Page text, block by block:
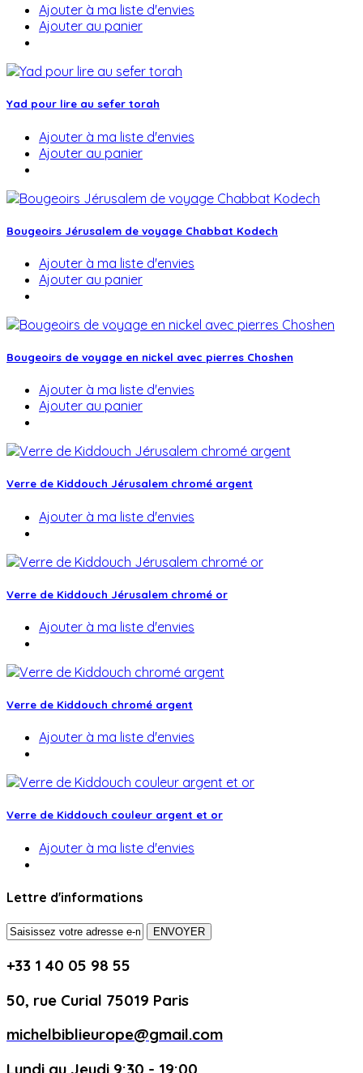
Ajouter à ma liste d'envies
Ajouter au panier
Yad pour lire au sefer torah
Ajouter à ma liste d'envies
Ajouter au panier
Bougeoirs Jérusalem de voyage Chabbat Kodech
Ajouter à ma liste d'envies
Ajouter au panier
Bougeoirs de voyage en nickel avec pierres Choshen
Ajouter à ma liste d'envies
Ajouter au panier
Verre de Kiddouch Jérusalem chromé argent
Ajouter à ma liste d'envies
Verre de Kiddouch Jérusalem chromé or
Ajouter à ma liste d'envies
Verre de Kiddouch chromé argent
Ajouter à ma liste d'envies
Verre de Kiddouch couleur argent et or
Ajouter à ma liste d'envies
Lettre d'informations
ENVOYER
+33 1 40 05 98 55
50, rue Curial 75019 Paris
michelbiblieurope@gmail.com
Lundi au Jeudi 9:30 - 19:00